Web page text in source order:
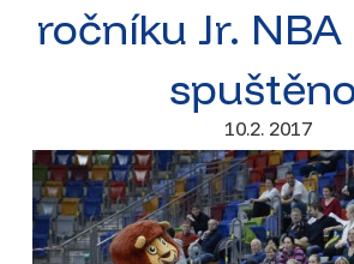
ročníku Jr.
10.2. 2017